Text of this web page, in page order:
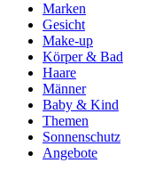
Marken
Gesicht
Make-up
Körper & Bad
Haare
Männer
Baby & Kind
Themen
Sonnenschutz
Angebote